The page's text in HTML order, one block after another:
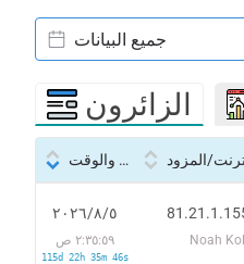
جميع البيانات
الزائرون
التاريخ والوقت
٥‏/٨‏/٢٠٢٦
٢:٣٥:٥٩ ص
115d 22h 35m 46s
Noah